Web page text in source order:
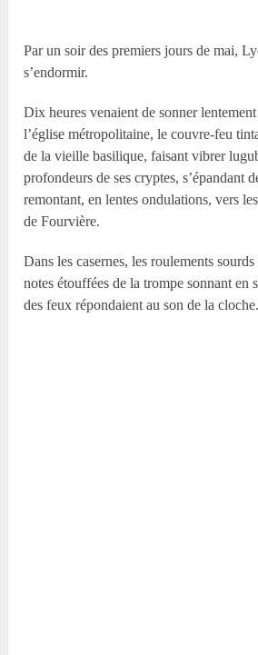
Par un soir des premiers jours de mai,
s’endormir.
Dix heures venaient de sonner
l’église métropolitaine, le couvre-feu
de la vieille basilique, faisant vibrer
profondeurs de ses cryptes, s’épandant
remontant, en lentes ondulations, vers
de Fourvière.
Dans les casernes, les roulements
notes étouffées de la trompe sonnant en
des feux répondaient au son de la cloche.